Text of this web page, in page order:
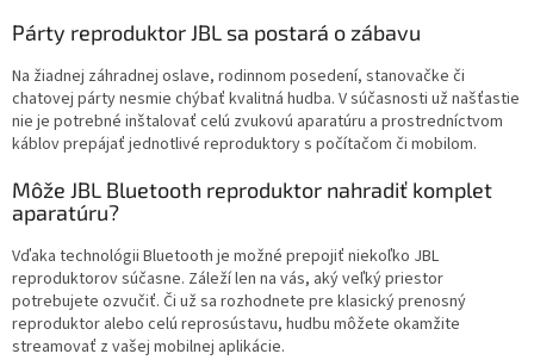
Párty reproduktor JBL sa postará o zábavu
Na žiadnej záhradnej oslave, rodinnom posedení, stanovačke či
chatovej párty nesmie chýbať kvalitná hudba. V súčasnosti už našťastie
nie je potrebné inštalovať celú zvukovú aparatúru a prostredníctvom
káblov prepájať jednotlivé reproduktory s počítačom či mobilom.
Môže JBL Bluetooth reproduktor nahradiť komplet
aparatúru?
Vďaka technológii Bluetooth je možné prepojiť niekoľko JBL
reproduktorov súčasne. Záleží len na vás, aký veľký priestor
potrebujete ozvučiť. Či už sa rozhodnete pre klasický prenosný
reproduktor alebo celú reprosústavu, hudbu môžete okamžite
streamovať z vašej mobilnej aplikácie.